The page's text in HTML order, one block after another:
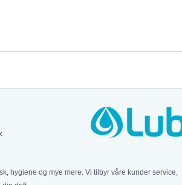
hygiene og mye mere. Vi tilbyr våre kunder service,